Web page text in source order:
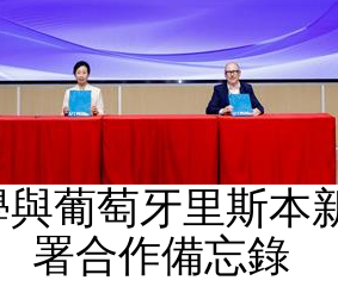
葡萄牙里斯本
署合作備忘錄